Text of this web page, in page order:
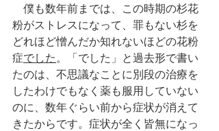
僕も数年前までは、この時期の杉花
粉がストレスになって、罪もない杉を
どれほど憎んだか知れないほどの花粉
症でした。「でした」と過去形で書い
たのは、不思議なことに別段の治療を
したわけでもなく薬も服用していない
のに、数年ぐらい前から症状が消えて
きたからです。症状が全く皆無になっ